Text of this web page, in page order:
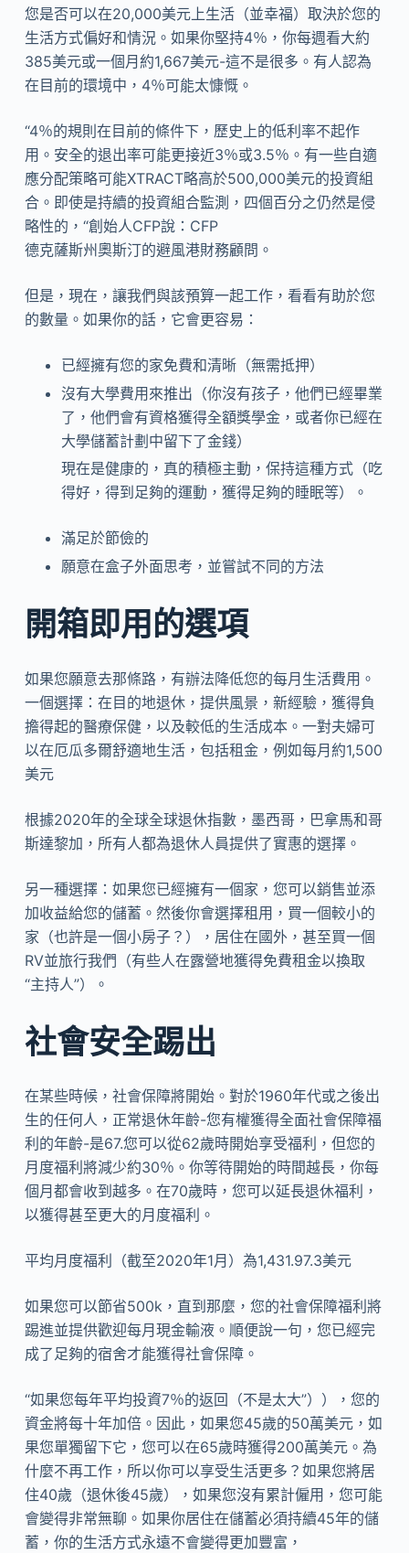
您是否可以在20,000美元上生活（並幸福）取決於您的
生活方式偏好和情況。如果你堅持4％，你每週看大約
385美元或一個月約1,667美元-這不是很多。有人認為
在目前的環境中，4％可能太慷慨。
“4％的規則在目前的條件下，歷史上的低利率不起作
用。安全的退出率可能更接近3％或3.5％。有一些自適
應分配策略可能XTRACT略高於500,000美元的投資組
合。即使是持續的投資組合監測，四個百分之仍然是侵
略性的，“創始人CFP說：CFP
德克薩斯州奧斯汀的避風港財務顧問。
但是，現在，讓我們與該預算一起工作，看看有助於您
的數量。如果你的話，它會更容易：
已經擁有您的家免費和清晰（無需抵押）
沒有大學費用來推出（你沒有孩子，他們已經畢業
了，他們會有資格獲得全額獎學金，或者你已經在
大學儲蓄計劃中留下了金錢）
現在是健康的，真的積極主動，保持這種方式（吃
得好，得到足夠的運動，獲得足夠的睡眠等）。
滿足於節儉的
願意在盒子外面思考，並嘗試不同的方法
開箱即用的選項
如果您願意去那條路，有辦法降低您的每月生活費用。
一個選擇：在目的地退休，提供風景，新經驗，獲得負
擔得起的醫療保健，以及較低的生活成本。一對夫婦可
以在厄瓜多爾舒適地生活，包括租金，例如每月約1,500
美元
根據2020年的全球全球退休指數，墨西哥，巴拿馬和哥
斯達黎加，所有人都為退休人員提供了實惠的選擇。
另一種選擇：如果您已經擁有一個家，您可以銷售並添
加收益給您的儲蓄。然後你會選擇租用，買一個較小的
家（也許是一個小房子？），居住在國外，甚至買一個
RV並旅行我們（有些人在露營地獲得免費租金以換取
“主持人”）。
社會安全踢出
在某些時候，社會保障將開始。對於1960年代或之後出
生的任何人，正常退休年齡-您有權獲得全面社會保障福
利的年齡-是67.您可以從62歲時開始享受福利，但您的
月度福利將減少約30％。你等待開始的時間越長，你每
個月都會收到越多。在70歲時，您可以延長退休福利，
以獲得甚至更大的月度福利。
平均月度福利（截至2020年1月）為1,431.97.3美元
如果您可以節省500k，直到那麼，您的社會保障福利將
踢進並提供歡迎每月現金輸液。順便說一句，您已經完
成了足夠的宿舍才能獲得社會保障。
“如果您每年平均投資7％的返回（不是太大”）），您的
資金將每十年加倍。因此，如果您45歲的50萬美元，如
果您單獨留下它，您可以在65歲時獲得200萬美元。為
什麼不再工作，所以你可以享受生活更多？如果您將居
住40歲（退休後45歲），如果您沒有累計僱用，您可能
會變得非常無聊。如果你居住在儲蓄必須持續45年的儲
蓄，你的生活方式永遠不會變得更加豐富，